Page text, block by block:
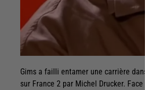
Gims a failli entamer une carrière
sur France 2 par Michel Drucker.